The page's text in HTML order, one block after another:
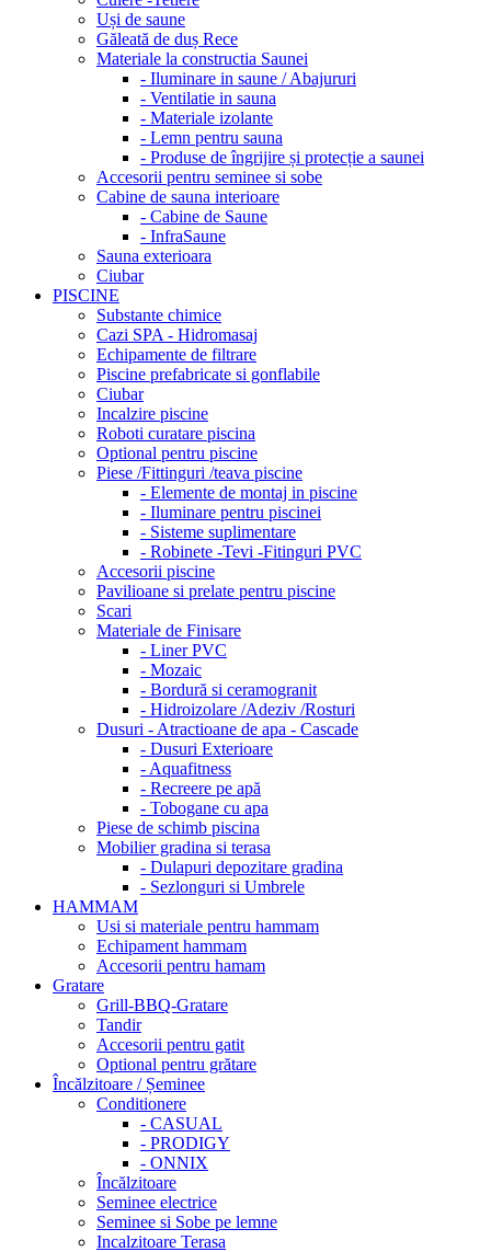
Uși de saune
Găleată de duș Rece
Materiale la constructia Saunei
- Iluminare in saune / Abajururi
- Ventilatie in sauna
- Materiale izolante
- Lemn pentru sauna
- Produse de îngrijire și protecție a saunei
Accesorii pentru seminee si sobe
Cabine de sauna interioare
- Cabine de Saune
- InfraSaune
Sauna exterioara
Ciubar
PISCINE
Substante chimice
Cazi SPA - Hidromasaj
Echipamente de filtrare
Piscine prefabricate si gonflabile
Ciubar
Incalzire piscine
Roboti curatare piscina
Optional pentru piscine
Piese /Fittinguri /teava piscine
- Elemente de montaj in piscine
- Iluminare pentru piscinei
- Sisteme suplimentare
- Robinete -Tevi -Fitinguri PVC
Accesorii piscine
Pavilioane si prelate pentru piscine
Scari
Materiale de Finisare
- Liner PVC
- Mozaic
- Bordură si ceramogranit
- Hidroizolare /Adeziv /Rosturi
Dusuri - Atractioane de apa - Cascade
- Dusuri Exterioare
- Aquafitness
- Recreere pe apă
- Tobogane cu apa
Piese de schimb piscina
Mobilier gradina si terasa
- Dulapuri depozitare gradina
- Sezlonguri si Umbrele
HAMMAM
Usi si materiale pentru hammam
Echipament hammam
Accesorii pentru hamam
Gratare
Grill-BBQ-Gratare
Tandir
Accesorii pentru gatit
Optional pentru grătare
Încălzitoare / Șeminee
Conditionere
- CASUAL
- PRODIGY
- ONNIX
Încălzitoare
Seminee electrice
Seminee si Sobe pe lemne
Incalzitoare Terasa